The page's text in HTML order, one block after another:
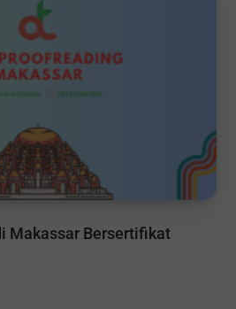
Makassar Bersertifikat